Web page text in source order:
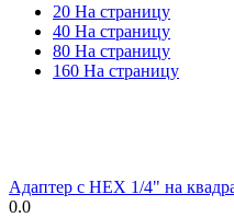
20 На страницу
40 На страницу
80 На страницу
160 На страницу
Адаптер с HEX 1/4" на
0.0